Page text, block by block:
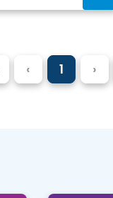
‹ 1 ›